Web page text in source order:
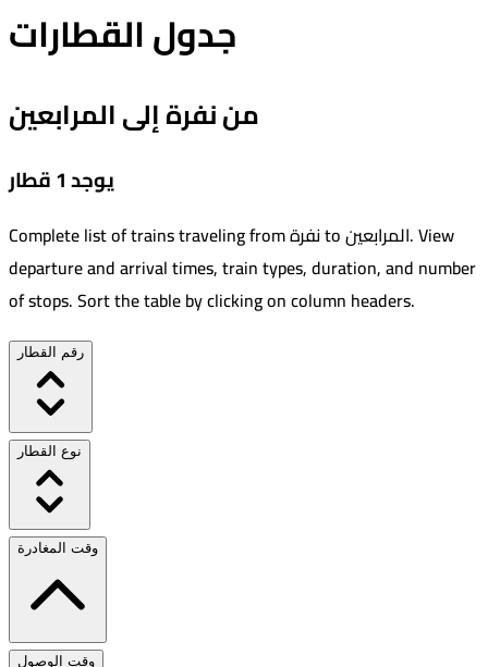
جدول القطارات
من نفرة إلى المرابعين
يوجد 1 قطار
Complete list of trains traveling fromنفرةtoالمرابعين.View
departure and arrival times, train types, duration, and number
of stops. Sort the table by clicking on column headers.
رقم القطار
نوع القطار
وقت المغادرة
وقت الوصول